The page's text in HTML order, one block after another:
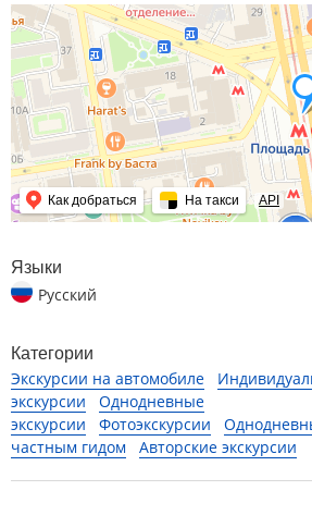
Как добраться На такси API
Языки
Русский
Категории
Экскурсии на автомобиле
экскурсии
Однодневные
экскурсии
Фотоэкскурсии
частным гидом
Авторские экскурсии